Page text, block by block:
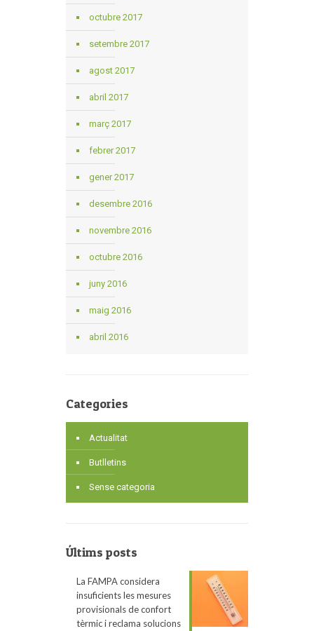
octubre 2017
setembre 2017
agost 2017
abril 2017
març 2017
febrer 2017
gener 2017
desembre 2016
novembre 2016
octubre 2016
juny 2016
maig 2016
abril 2016
Categories
Actualitat
Butlletins
Sense categoria
Últims posts
La FAMPA considera
insuficients les mesures
provisionals de confort
tèrmic i reclama solucions